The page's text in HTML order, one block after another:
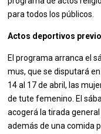
para todos los públicos.
Actos deportivos
El programa arranca el
mus, que se disputará
14 al 17 de abril, las
de tute femenino. El
acogerá la tirada
además de una comida